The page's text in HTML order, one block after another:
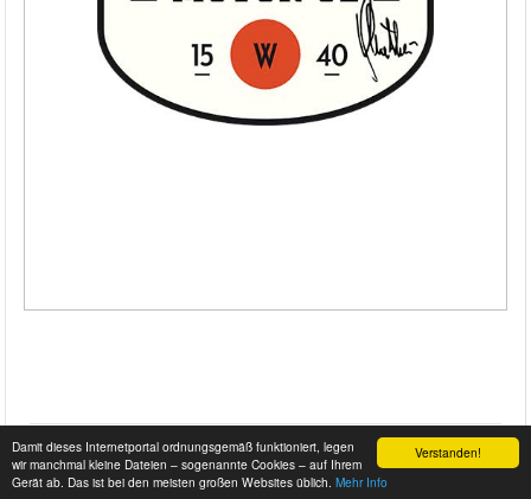
Verstanden!
Damit dieses Internetportal ordnungsgemäß funktioniert, legen
wir manchmal kleine Dateien – sogenannte Cookies – auf Ihrem
Gerät ab. Das ist bei den meisten großen Websites üblich. Mehr Info